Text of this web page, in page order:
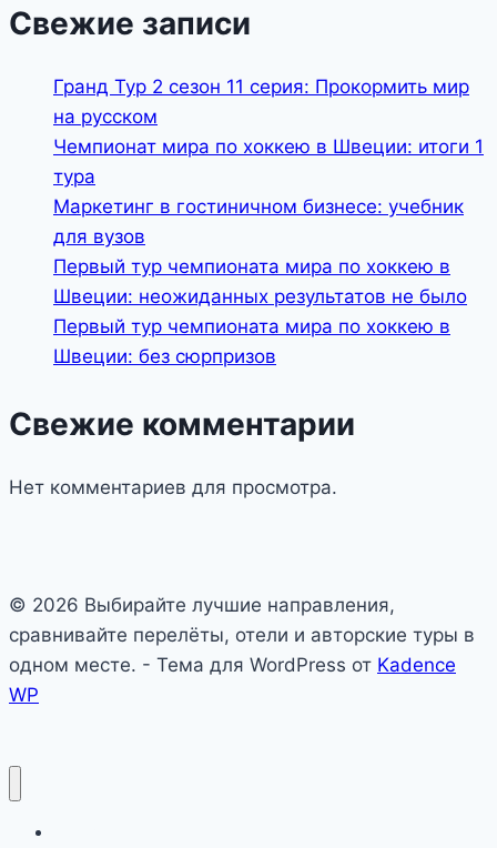
Свежие записи
Гранд Тур 2 сезон 11 серия: Прокормить мир
на русском
Чемпионат мира по хоккею в Швеции: итоги 1
тура
Маркетинг в гостиничном бизнесе: учебник
для вузов
Первый тур чемпионата мира по хоккею в
Швеции: неожиданных результатов не было
Первый тур чемпионата мира по хоккею в
Швеции: без сюрпризов
Свежие комментарии
Нет комментариев для просмотра.
© 2026 Выбирайте лучшие направления,
сравнивайте перелёты, отели и авторские туры в
одном месте. - Тема для WordPress от Kadence
WP